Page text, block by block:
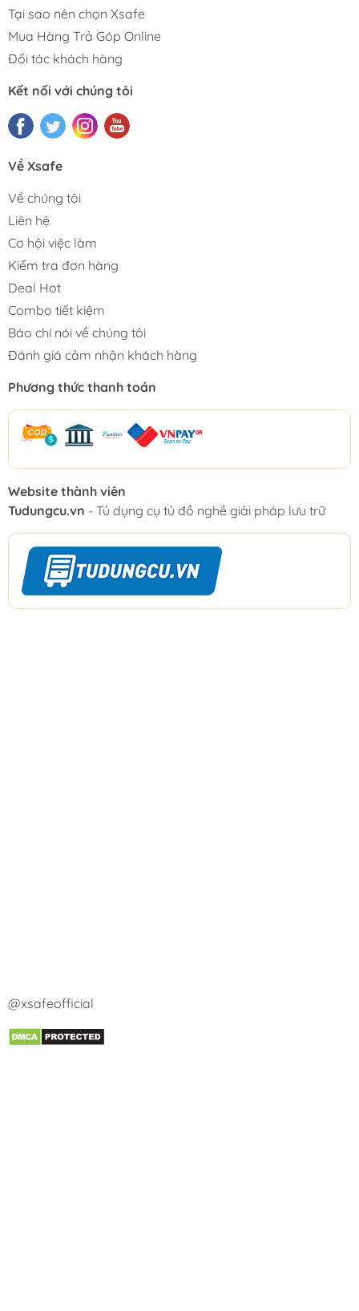
Tại sao nên chọn Xsafe
Mua Hàng Trả Góp Online
Đối tác khách hàng
Kết nối với chúng tôi
Về Xsafe
Về chúng tôi
Liên hệ
Cơ hội việc làm
Kiểm tra đơn hàng
Deal Hot
Combo tiết kiệm
Báo chí nói về chúng tôi
Đánh giá cảm nhận khách hàng
Phương thức thanh toán
Website thành viên
Tudungcu.vn - Tủ dụng cụ tủ đồ nghề giải pháp lưu trữ
@xsafeofficial